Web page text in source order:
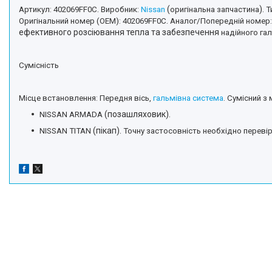
Артикул: 402069FF0C Виробник: Nissan (оригінальна запчастина).
Оригінальний номер (OEM): 402069FF0C Аналог/Попередній номер:
ефективного розсіювання тепла та забезпечення надійного
Сумісність
Місце встановлення: Передня вісь, гальмівна система. Сумісний
NISSAN ARMADA (позашляховик).
NISSAN TITAN (пікап). Точну застосовність необхідно